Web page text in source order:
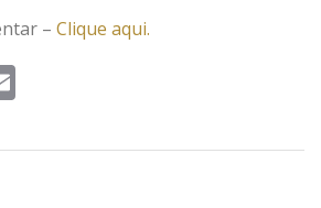
– Clique aqui.